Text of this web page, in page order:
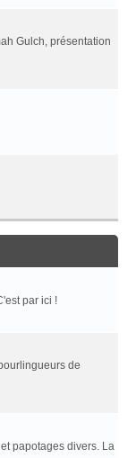
Gulch, présentation
par ici !
de
papotages divers. La